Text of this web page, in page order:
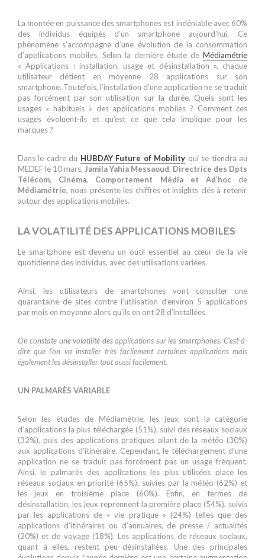
La montée en puissance des smartphones est indéniable avec 60%
des individus équipés d’un smartphone aujourd’hui. Ce
phénomène s’accompagne d’une évolution de la consommation
d’applications mobiles. Selon la dernière étude de Médiamétrie
« Applications : installation, usage et désinstallation », chaque
utilisateur détient en moyenne 28 applications sur son
smartphone. Toutefois, l’installation d’une application ne se traduit
pas forcément par son utilisation sur la durée. Quels sont les
usages « habituels » des applications mobiles ? Comment ces
usages évoluent-ils et qu’est ce que cela implique pour les
marques ?
Dans le cadre du HUBDAY Future of Mobility qui se tiendra au
MEDEF le 10 mars, Jamila Yahia Messaoud, Directrice des Dpts
Télécom, Cinéma, Comportement Média et Ad’hoc de
Médiamétrie, nous présente les chiffres et insights clés à retenir
autour des applications mobiles.
LA VOLATILITÉ DES APPLICATIONS MOBILES
Le smartphone est devenu un outil essentiel au cœur de la vie
quotidienne des individus, avec des utilisations variées.
Ainsi, les utilisateurs de smartphones vont consulter une
quarantaine de sites contre l’utilisation d’environ 5 applications
par mois en moyenne alors qu’ils en ont 28 d’installées.
On constate une volatilité des applications sur les smartphones. C’est-à-
dire que l’on va installer très facilement certaines applications mais
également les désinstaller tout aussi facilement.
UN PALMARÈS VARIABLE
Selon les études de Médiamétrie, les jeux sont la catégorie
d’applications la plus téléchargée (51%), suivi des réseaux sociaux
(32%), puis des applications pratiques allant de la météo (30%)
aux applications d’itinéraire. Cependant, le téléchargement d’une
application ne se traduit pas forcément pas un usage fréquent.
Ainsi, le palmarès des applications les plus utilisées place les
réseaux sociaux en priorité (65%), suivies par la météo (62%) et
les jeux en troisième place (60%). Enfin, en termes de
désinstallation, les jeux reprennent la première place (54%), suivis
par les applications de « vie pratique » (24%) telles que des
applications d’itinéraires ou d’annuaires, de presse / actualités
(20%) et de voyage (18%). Les applications de réseaux sociaux,
quant à elles, restent peu désinstallées. Une des principales